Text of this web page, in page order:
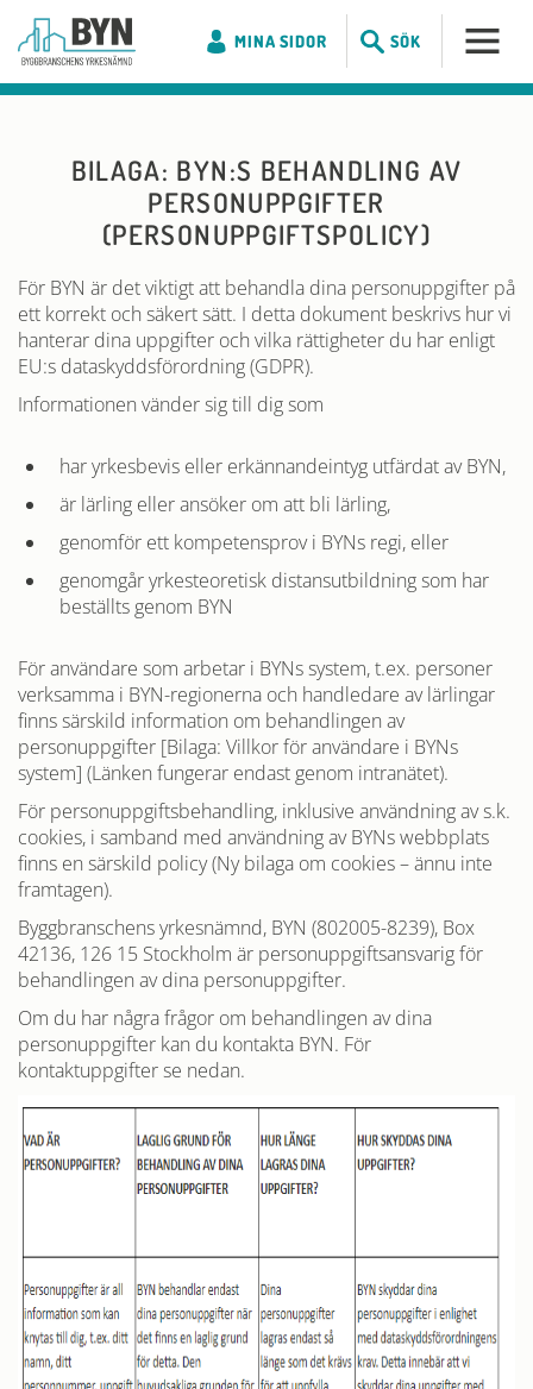
MINA SIDOR SÖK
BILAGA: BYN:S BEHANDLING AV
PERSONUPPGIFTER
(PERSONUPPGIFTSPOLICY)
För BYN är det viktigt att behandla dina personuppgifter på
ett korrekt och säkert sätt. I detta dokument beskrivs hur vi
hanterar dina uppgifter och vilka rättigheter du har enligt
EU:s dataskyddsförordning (GDPR).
Informationen vänder sig till dig som
har yrkesbevis eller erkännandeintyg utfärdat av BYN,
är lärling eller ansöker om att bli lärling,
genomför ett kompetensprov i BYNs regi, eller
genomgår yrkesteoretisk distansutbildning som har
beställts genom BYN
För användare som arbetar i BYNs system, t.ex. personer
verksamma i BYN-regionerna och handledare av lärlingar
finns särskild information om behandlingen av
personuppgifter [Bilaga: Villkor för användare i BYNs
system] (Länken fungerar endast genom intranätet).
För personuppgiftsbehandling, inklusive användning av s.k.
cookies, i samband med användning av BYNs webbplats
finns en särskild policy (Ny bilaga om cookies – ännu inte
framtagen).
Byggbranschens yrkesnämnd, BYN (802005-8239), Box
42136, 126 15 Stockholm är personuppgiftsansvarig för
behandlingen av dina personuppgifter.
Om du har några frågor om behandlingen av dina
personuppgifter kan du kontakta BYN. För
kontaktuppgifter se nedan.